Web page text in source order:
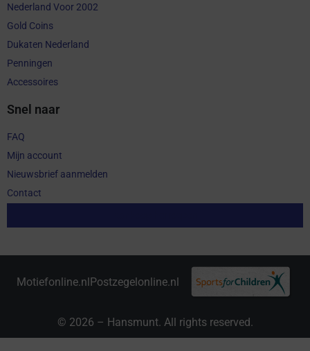
Nederland Voor 2002
Gold Coins
Dukaten Nederland
Penningen
Accessoires
Snel naar
FAQ
Mijn account
Nieuwsbrief aanmelden
Contact
Motiefonline.nl Postzegelonline.nl
© 2026 – Hansmunt. All rights reserved.